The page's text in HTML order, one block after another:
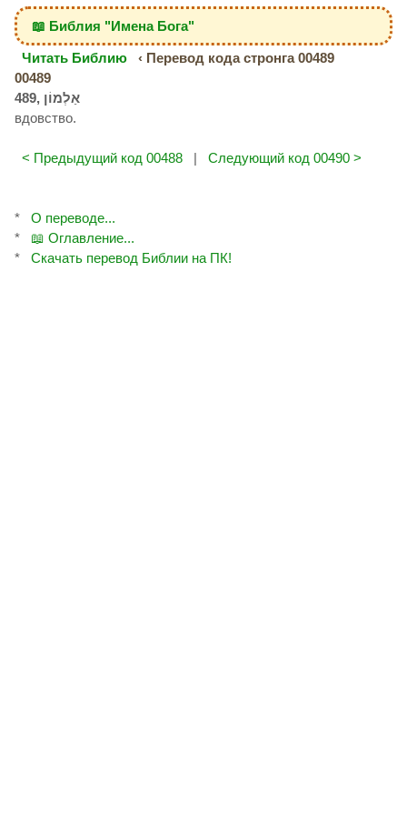
📖 Библия "Имена Бога"
Читать Библию
‹ Перевод кода стронга 00489
00489
вдовство.
< Предыдущий код 00488 | Следующий код 00490 >
*
О переводе...
*
📖 Оглавление...
*
Скачать перевод Библии на ПК!